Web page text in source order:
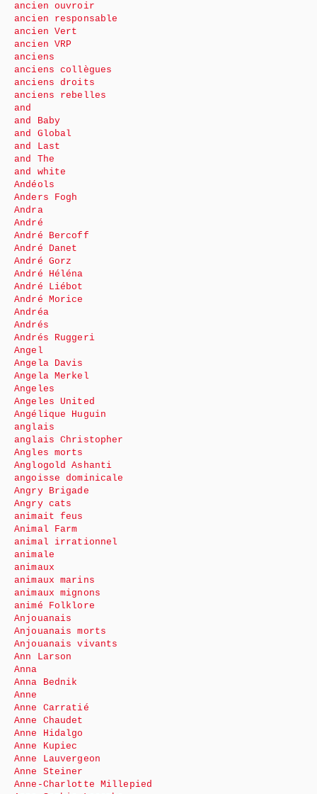
ancien ouvroir
ancien responsable
ancien Vert
ancien VRP
anciens
anciens collègues
anciens droits
anciens rebelles
and
and Baby
and Global
and Last
and The
and white
Andéols
Anders Fogh
Andra
André
André Bercoff
André Danet
André Gorz
André Héléna
André Liébot
André Morice
Andréa
Andrés
Andrés Ruggeri
Angel
Angela Davis
Angela Merkel
Angeles
Angeles United
Angélique Huguin
anglais
anglais Christopher
Angles morts
Anglogold Ashanti
angoisse dominicale
Angry Brigade
Angry cats
animait feus
Animal Farm
animal irrationnel
animale
animaux
animaux marins
animaux mignons
animé Folklore
Anjouanais
Anjouanais morts
Anjouanais vivants
Ann Larson
Anna
Anna Bednik
Anne
Anne Carratié
Anne Chaudet
Anne Hidalgo
Anne Kupiec
Anne Lauvergeon
Anne Steiner
Anne-Charlotte Millepied